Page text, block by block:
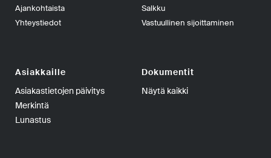
Ajankohtaista
Yhteystiedot
Salkku
Vastuullinen sijoittaminen
Asiakkaille
Asiakastietojen päivitys
Merkintä
Lunastus
Dokumentit
Näytä kaikki